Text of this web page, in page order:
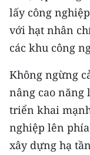
CHUYÊN ĐỀ
CÁC CHUYÊN
VỀ BÁO NHÂN
NHÂN DÂN
lấy công
với hạt nhân
các khu công
Không ngừng
nâng cao năng
triển khai
nghiệp lên
xây dựng hạ